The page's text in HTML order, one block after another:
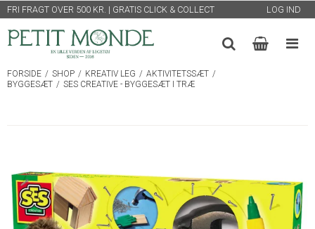
FRI FRAGT OVER 500 KR. | GRATIS CLICK & COLLECT LOG IND
FORSIDE / SHOP / KREATIV LEG / AKTIVITETSSÆT /
BYGGESÆT / SES CREATIVE - BYGGESÆT I TRÆ